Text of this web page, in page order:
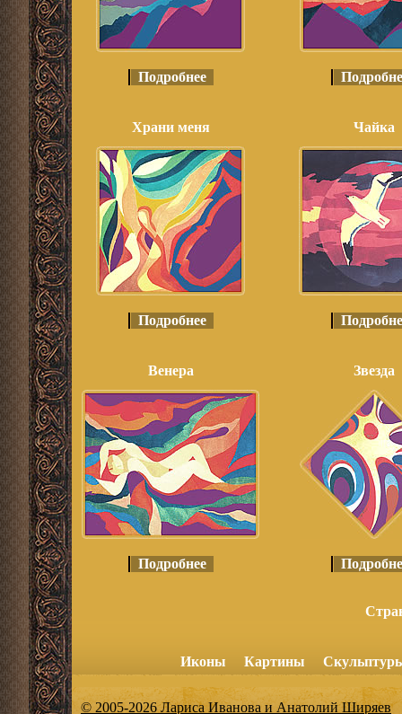
Подробнее
Храни меня Чайка
Подробнее
Венера Звезда
Подробнее
Иконы Картины
© 2005-2026 Лариса Иванова и Анатолий Ширяев